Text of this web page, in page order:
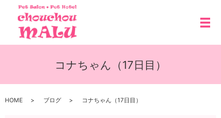
メ
コナちゃん（17日目）
HOME ブログ コナちゃん（17日目）